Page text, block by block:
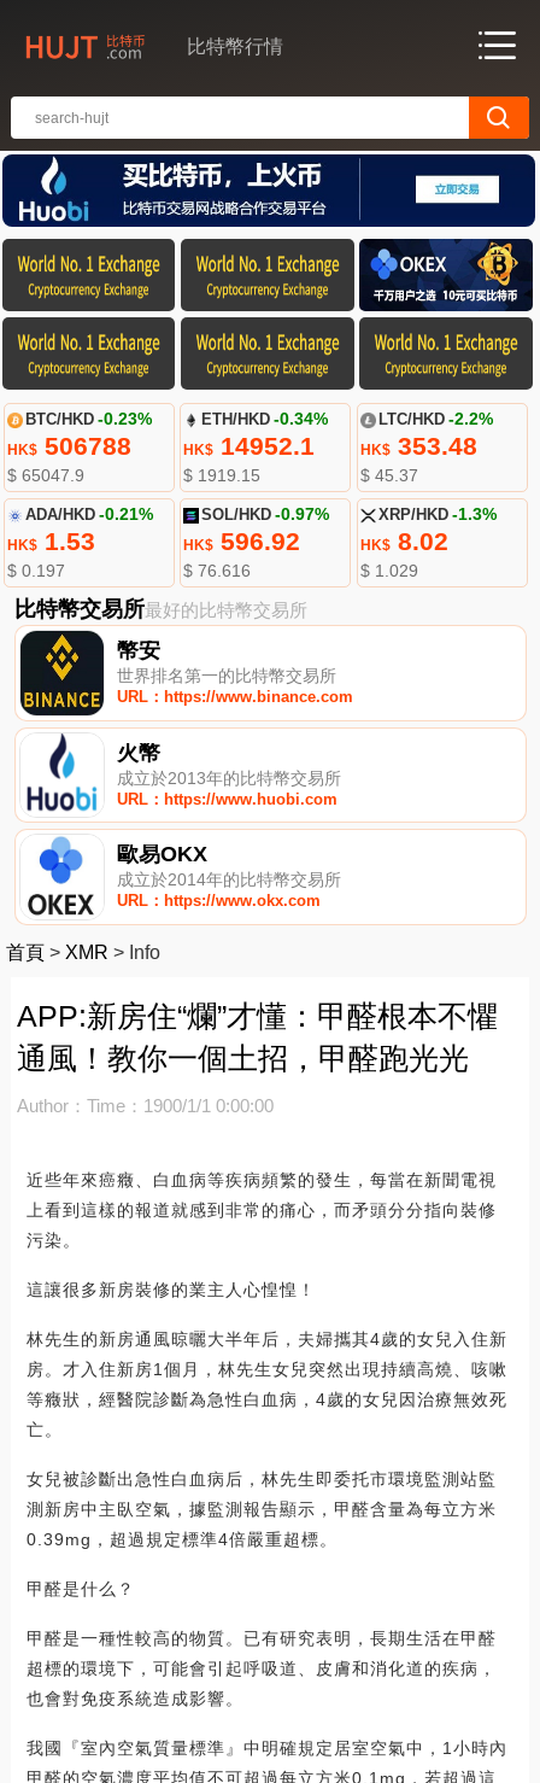
比特幣行情
BTC/HKD -0.23%
HK$506788
$ 65047.9
ETH/HKD -0.34%
HK$ 14952.1
$ 1919.15
LTC/HKD -2.2%
HK$353.48
$ 45.37
ADA/HKD -0.21%
HK$1.53
$ 0.197
SOL/HKD -0.97%
HK$ 596.92
$ 76.616
XRP/HKD -1.3%
HK$8.02
$ 1.029
比特幣交易所最好的比特幣交易所
幣安
世界排名第一的比特幣交易所
URL：https://www.binance.com
火幣
成立於2013年的比特幣交易所
URL：https://www.huobi.com
歐易OKX
成立於2014年的比特幣交易所
URL：https://www.okx.com
首頁 > XMR > Info
APP:新房住“爛”才懂：甲醛根本不懼
通風！教你一個土招，甲醛跑光光
Author： Time：1900/1/1 0:00:00
近些年來癌癥、白血病等疾病頻繁的發生，每當在新聞電視
上看到這樣的報道就感到非常的痛心，而矛頭分分指向裝修
污染。
這讓很多新房裝修的業主人心惶惶！
林先生的新房通風晾曬大半年后，夫婦攜其4歲的女兒入住新
房。才入住新房1個月，林先生女兒突然出現持續高燒、咳嗽
等癥狀，經醫院診斷為急性白血病，4歲的女兒因治療無效死
亡。
女兒被診斷出急性白血病后，林先生即委托市環境監測站監
測新房中主臥空氣，據監測報告顯示，甲醛含量為每立方米
0.39mg，超過規定標準4倍嚴重超標。
甲醛是什么？
甲醛是一種性較高的物質。已有研究表明，長期生活在甲醛
超標的環境下，可能會引起呼吸道、皮膚和消化道的疾病，
也會對免疫系統造成影響。
我國『室內空氣質量標準』中明確規定居室空氣中，1小時內
甲醛的空氣濃度平均值不可超過每立方米0.1mg，若超過這